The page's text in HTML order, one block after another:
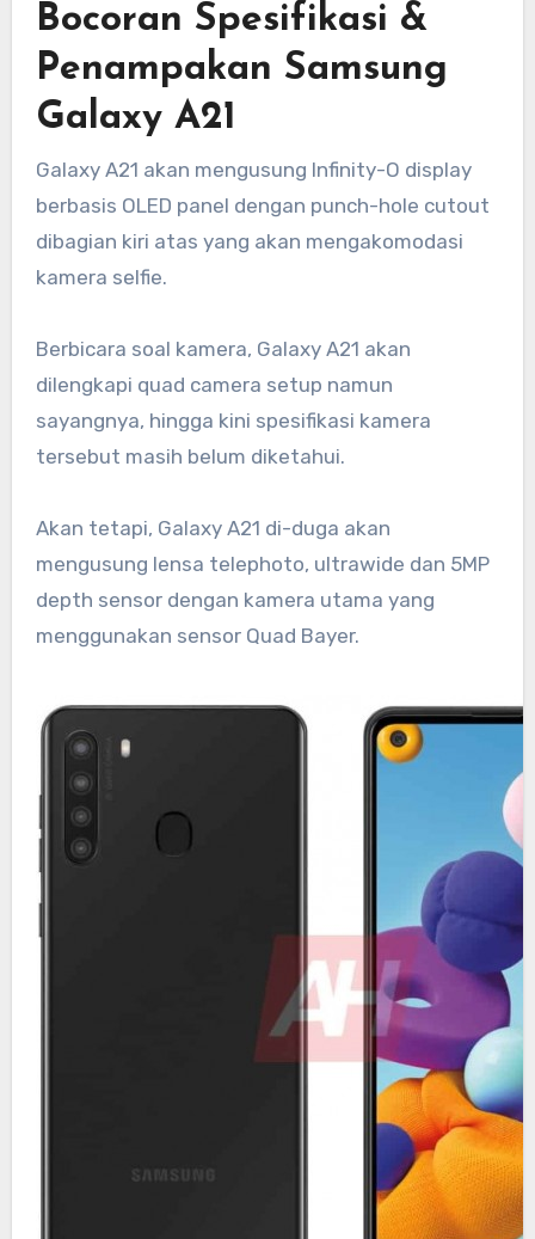
Bocoran Spesifikasi &
Penampakan Samsung
Galaxy A21
Galaxy A21 akan mengusung Infinity-O display
berbasis OLED panel dengan punch-hole cutout
dibagian kiri atas yang akan mengakomodasi
kamera selfie.
Berbicara soal kamera, Galaxy A21 akan
dilengkapi quad camera setup namun
sayangnya, hingga kini spesifikasi kamera
tersebut masih belum diketahui.
Akan tetapi, Galaxy A21 di-duga akan
mengusung lensa telephoto, ultrawide dan 5MP
depth sensor dengan kamera utama yang
menggunakan sensor Quad Bayer.